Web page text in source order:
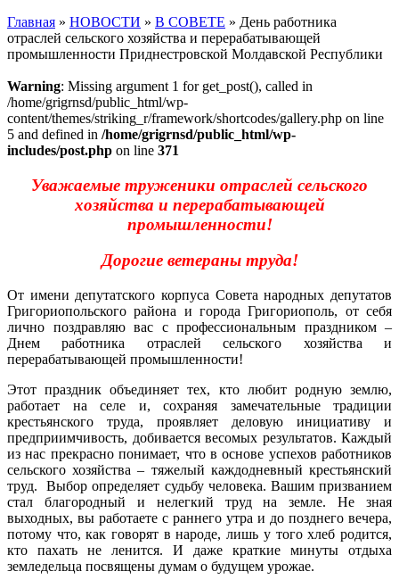
Главная » НОВОСТИ » В СОВЕТЕ » День работника
отраслей сельского хозяйства и перерабатывающей
промышленности Приднестровской Молдавской Республики
Warning: Missing argument 1 for get_post(), called in
/home/grigrnsd/public_html/wp-
content/themes/striking_r/framework/shortcodes/gallery.php on line
5 and defined in /home/grigrnsd/public_html/wp-
includes/post.php on line 371
Уважаемые труженики отраслей сельского
хозяйства и перерабатывающей
промышленности!
Дорогие ветераны труда!
От имени депутатского корпуса Совета народных депутатов
Григориопольского района и города Григориополь, от себя
лично поздравляю вас с профессиональным праздником –
Днем работника отраслей сельского хозяйства и
перерабатывающей промышленности!
Этот праздник объединяет тех, кто любит родную землю,
работает на селе и, сохраняя замечательные традиции
крестьянского труда, проявляет деловую инициативу и
предприимчивость, добивается весомых результатов. Каждый
из нас прекрасно понимает, что в основе успехов работников
сельского хозяйства – тяжелый каждодневный крестьянский
труд. Выбор определяет судьбу человека. Вашим призванием
стал благородный и нелегкий труд на земле. Не зная
выходных, вы работаете с раннего утра и до позднего вечера,
потому что, как говорят в народе, лишь у того хлеб родится,
кто пахать не ленится. И даже краткие минуты отдыха
земледельца посвящены думам о будущем урожае.